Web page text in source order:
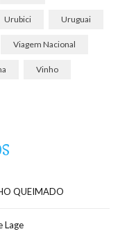
Urubici Uruguai
Viagem Nacional
Vinho
QUEIMADO
Lage